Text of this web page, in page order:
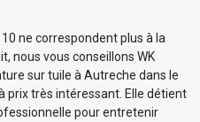
ne correspondent plus à la
nous vous conseillons WK
sur tuile à Autreche dans le
prix très intéressant. Elle détient
pour entretenir